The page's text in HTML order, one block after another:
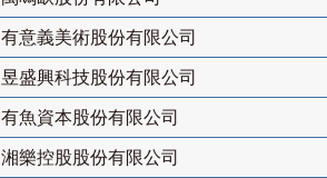
有意義美術股份有限公司
昱盛興科技股份有限公司
有魚資本股份有限公司
湘樂控股股份有限公司